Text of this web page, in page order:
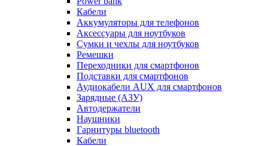
Кабели
Аккумуляторы для телефонов
Аксессуары для ноутбуков
Сумки и чехлы для ноутбуков
Ремешки
Переходники для смартфонов
Подставки для смартфонов
Аудиокабели AUX для смартфонов
Зарядные (АЗУ)
Автодержатели
Наушники
Гарнитуры bluetooth
Кабели